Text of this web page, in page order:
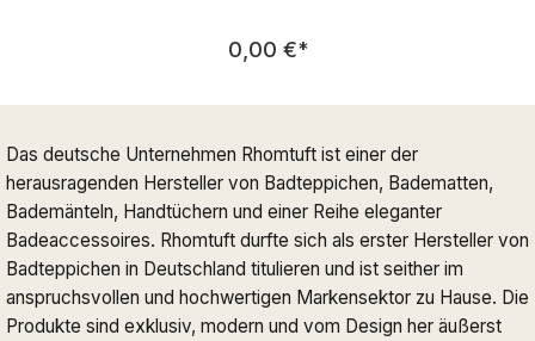
Regulärer Preis:
0,00 €*
Das deutsche Unternehmen Rhomtuft ist einer der
herausragenden Hersteller von Badteppichen, Badematten,
Bademänteln, Handtüchern und einer Reihe eleganter
Badeaccessoires. Rhomtuft durfte sich als erster Hersteller von
Badteppichen in Deutschland titulieren und ist seither im
anspruchsvollen und hochwertigen Markensektor zu Hause. Die
Produkte sind exklusiv, modern und vom Design her äußerst